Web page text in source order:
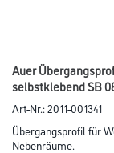
Auer
selbstklebend SB
Art-Nr.:2011-001341
Übergangsprofil für
Nebenräume.